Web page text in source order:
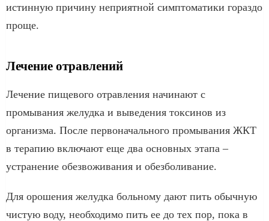
истинную причину неприятной симптоматики гораздо
проще.
Лечение отравлений
Лечение пищевого отравления начинают с
промывания желудка и выведения токсинов из
организма. После первоначального промывания ЖКТ
в терапию включают еще два основных этапа –
устранение обезвоживания и обезболивание.
Для орошения желудка больному дают пить обычную
чистую воду, необходимо пить ее до тех пор, пока в